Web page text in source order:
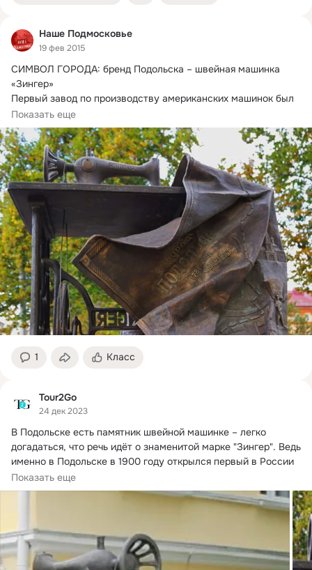
Наше Подмосковье
19 фев 2015
СИМВОЛ ГОРОДА: бренд Подольска – швейная машинка
«Зингер»
Первый завод по производству американских машинок был
открыт в начале прошлого...
Показать еще
1 Класс
Tour2Go
24 дек 2023
В Подольске есть памятник швейной машинке – легко
догадаться, что речь идёт о знаменитой марке "Зингер". Ведь
именно в Подольске в 1900 году открылся первый в России
завод этой американской компании.
Показать еще